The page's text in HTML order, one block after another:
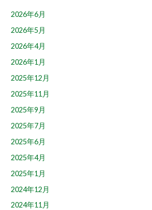
2026年6月
2026年5月
2026年4月
2026年1月
2025年12月
2025年11月
2025年9月
2025年7月
2025年6月
2025年4月
2025年1月
2024年12月
2024年11月